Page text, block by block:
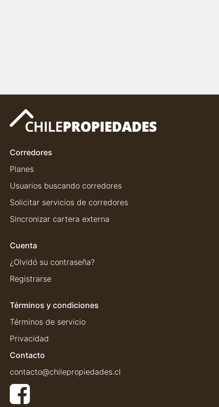
Corredores
Planes
Usuarios buscando corredores
Solicitar servicios de corredores
Sincronizar cartera externa
Cuenta
¿Olvidó su contraseña?
Registrarse
Términos y condiciones
Términos de servicio
Privacidad
Contacto
contacto@chilepropiedades.cl